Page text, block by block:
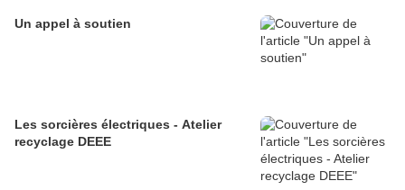
Un appel à soutien
Les sorcières électriques - Atelier
recyclage DEEE